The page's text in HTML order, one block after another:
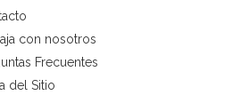
con nosotros
Frecuentes
del Sitio